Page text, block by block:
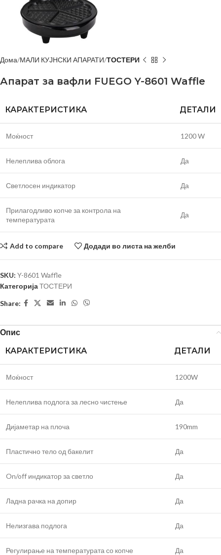
Дома МАЛИ КУЈНСКИ АПАРАТИ ТОСТЕРИ
Апарат за вафли FUEGO Y-8601 Waffle
КАРАКТЕРИСТИКА ДЕТАЛИ
Моќност 1200 W
Нелеплива облога Да
Светлосен индикатор Да
Прилагодливо копче за контрола на
температурата
Да
Add to compare Додади во листа на желби
SKU: Y-8601 Waffle
КатегоријаТОСТЕРИ
Share:
Опис
КАРАКТЕРИСТИКА
ДЕТАЛИ
Моќност 1200W
Нелеплива подлога за лесно чистење Да
Дијаметар на плоча 190mm
Пластично тело од бакелит Да
On/off индикатор за светло Да
Ладна рачка на допир Да
Нелизгава подлога Да
Регулирање на температурата со копче Да